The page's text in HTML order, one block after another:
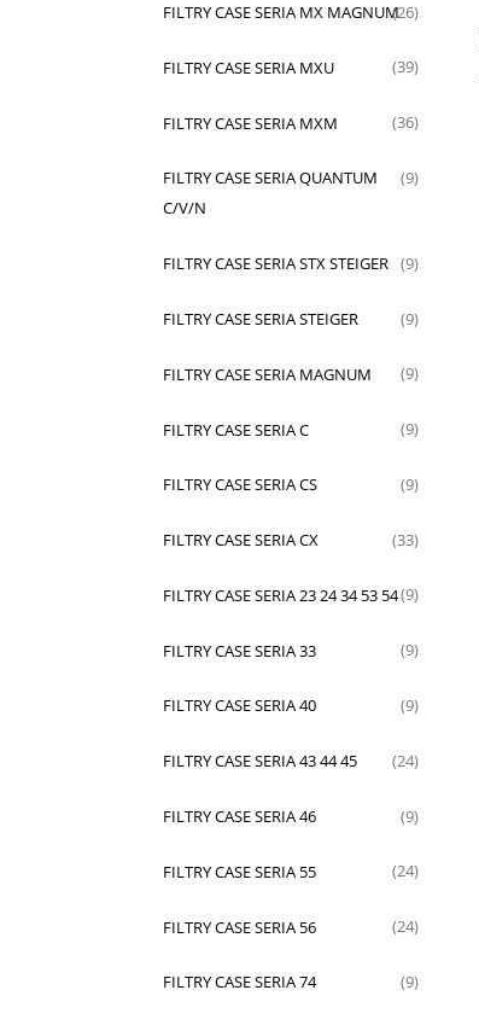
FILTRY CASE SERIA MX MAGNUM(26)
FILTRY CASE SERIA MXU (39)
FILTRY CASE SERIA MXM (36)
FILTRY CASE SERIA QUANTUM
C/V/N
(9)
FILTRY CASE SERIA STX STEIGER (9)
FILTRY CASE SERIA STEIGER (9)
FILTRY CASE SERIA MAGNUM (9)
FILTRY CASE SERIA C (9)
FILTRY CASE SERIA CS (9)
FILTRY CASE SERIA CX (33)
FILTRY CASE SERIA 23 24 34 53 54(9)
FILTRY CASE SERIA 33 (9)
FILTRY CASE SERIA 40 (9)
FILTRY CASE SERIA 43 44 45 (24)
FILTRY CASE SERIA 46 (9)
FILTRY CASE SERIA 55 (24)
FILTRY CASE SERIA 56 (24)
FILTRY CASE SERIA 74 (9)